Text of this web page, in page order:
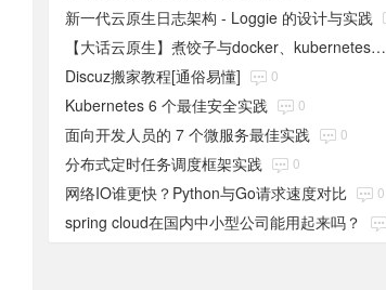
新一代云原生日志架构 - Loggie 的设计与实践
【大话云原生】煮饺子与docker、kubernetes之间的关系
Discuz搬家教程[通俗易懂] 0
Kubernetes 6 个最佳安全实践 0
面向开发人员的 7 个微服务最佳实践 0
分布式定时任务调度框架实践 0
网络IO谁更快？Python与Go请求速度对比 0
spring cloud在国内中小型公司能用起来吗？